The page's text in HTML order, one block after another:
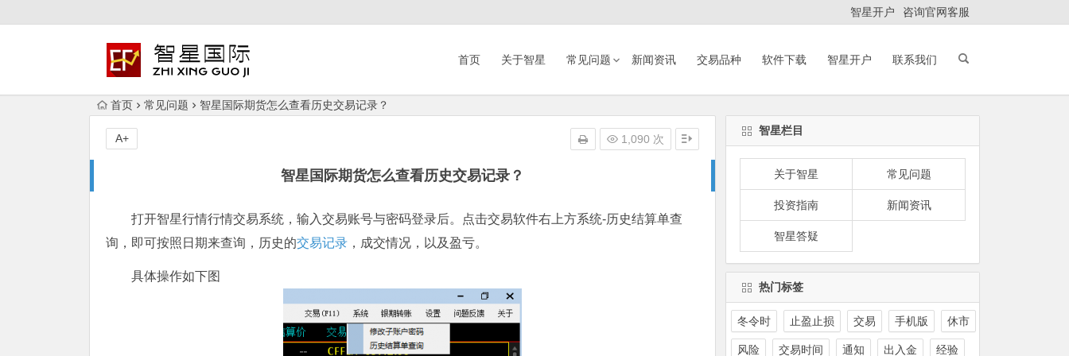
智星开户 咨询官网客服
首页 关于智星 常见问题 新闻资讯 交易品种 软件下载 智星开户 联系我们
首页 常见问题 智星国际期货怎么查看历史交易记录？
智星国际期货怎么查看历史交易记录？
1,090 次
A+
打开智星行情行情交易系统，输入交易账号与密码登录后。点击交易软件右上方系统-历史结算单查
询，即可按照日期来查询，历史的交易记录 ，成交情况，以及盈亏。
具体操作如下图
智星栏目
关于智星 常见问题
投资指南 新闻资讯
智星答疑
热门标签
冬令时 止盈止损 交易 手机版 休市
风险 交易时间 通知 出入金 经验